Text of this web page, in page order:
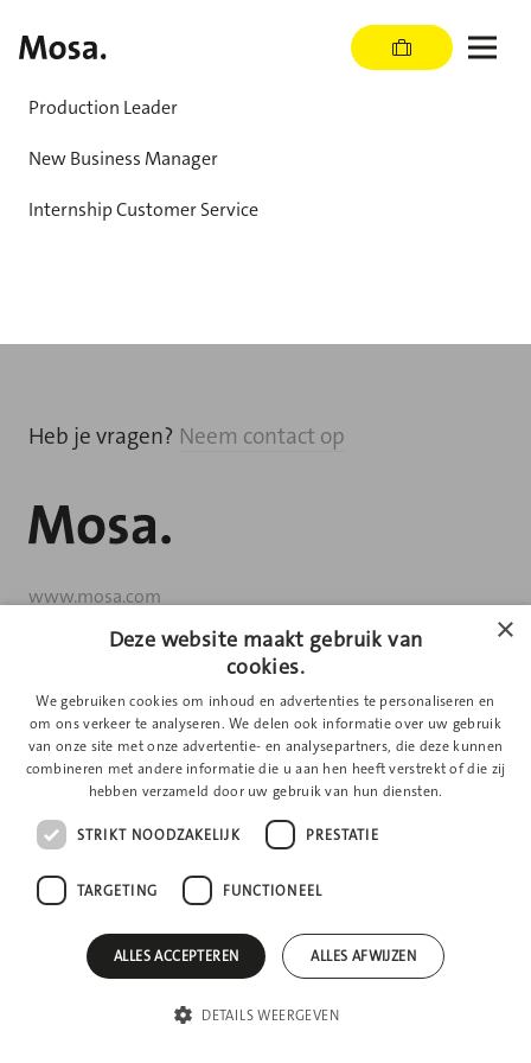
Production Leader
New Business Manager
Internship Customer Service
www.mosa.com
Heb je vragen? Neem contact op
Privacyverklaring Cookieverklaring
×
Deze website maakt gebruik van
cookies.
We gebruiken cookies om inhoud en advertenties te personaliseren en
om ons verkeer te analyseren. We delen ook informatie over uw gebruik
van onze site met onze advertentie- en analysepartners, die deze kunnen
combineren met andere informatie die u aan hen heeft verstrekt of die zij
hebben verzameld door uw gebruik van hun diensten.
STRIKT NOODZAKELIJK PRESTATIE
TARGETING FUNCTIONEEL
ALLES ACCEPTEREN ALLES AFWIJZEN
DETAILS WEERGEVEN